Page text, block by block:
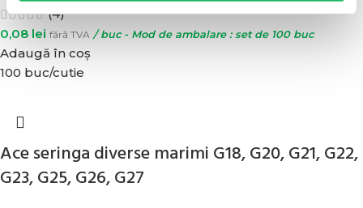
(4)
0,08 lei fără TVA / buc - Mod de ambalare : set de 100 buc
Adaugă în coș
100 buc/cutie
Ace seringa diverse marimi G18, G20, G21, G22,
G23, G25, G26, G27